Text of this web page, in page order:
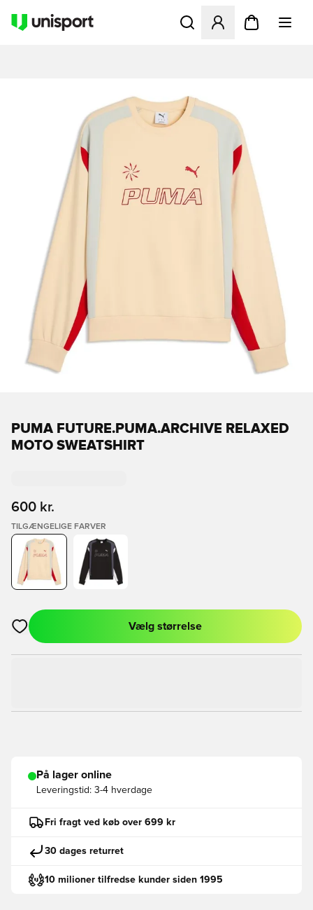
Åbner en Modal til at
PUMA FUTURE.PUMA.ARCHIVE RELAXED
MOTO SWEATSHIRT
600 kr.
TILGÆNGELIGE FARVER
Åbner en Modal til at logge ind eller tilmelde dig som medlem
Vælg størrelse
På lager online
Leveringstid: 3-4 hverdage
Fri fragt ved køb over 699 kr
30 dages returret
10 milioner tilfredse kunder siden 1995